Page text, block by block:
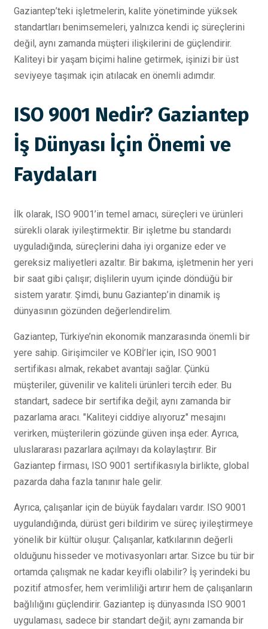
Gaziantep’teki işletmelerin, kalite yönetiminde yüksek
standartları benimsemeleri, yalnızca kendi iç süreçlerini
değil, aynı zamanda müşteri ilişkilerini de güçlendirir.
Kaliteyi bir yaşam biçimi haline getirmek, işinizi bir üst
seviyeye taşımak için atılacak en önemli adımdır.
ISO 9001 Nedir? Gaziantep
İş Dünyası İçin Önemi ve
Faydaları
İlk olarak, ISO 9001’in temel amacı, süreçleri ve ürünleri
sürekli olarak iyileştirmektir. Bir işletme bu standardı
uyguladığında, süreçlerini daha iyi organize eder ve
gereksiz maliyetleri azaltır. Bir bakıma, işletmenin her yeri
bir saat gibi çalışır; dişlilerin uyum içinde döndüğü bir
sistem yaratır. Şimdi, bunu Gaziantep’in dinamik iş
dünyasının gözünden değerlendirelim.
Gaziantep, Türkiye’nin ekonomik manzarasında önemli bir
yere sahip. Girişimciler ve KOBİ’ler için, ISO 9001
sertifikası almak, rekabet avantajı sağlar. Çünkü
müşteriler, güvenilir ve kaliteli ürünleri tercih eder. Bu
standart, sadece bir sertifika değil; aynı zamanda bir
pazarlama aracı. "Kaliteyi ciddiye alıyoruz" mesajını
verirken, müşterilerin gözünde güven inşa eder. Ayrıca,
uluslararası pazarlara açılmayı da kolaylaştırır. Bir
Gaziantep firması, ISO 9001 sertifikasıyla birlikte, global
pazarda daha fazla tanınır hale gelir.
Ayrıca, çalışanlar için de büyük faydaları vardır. ISO 9001
uygulandığında, dürüst geri bildirim ve süreç iyileştirmeye
yönelik bir kültür oluşur. Çalışanlar, katkılarının değerli
olduğunu hisseder ve motivasyonları artar. Sizce bu tür bir
ortamda çalışmak ne kadar keyifli olabilir? İş yerindeki bu
pozitif atmosfer, hem verimliliği artırır hem de çalışanların
bağlılığını güçlendirir. Gaziantep iş dünyasında ISO 9001
uygulaması, sadece bir standart değil; aynı zamanda bir